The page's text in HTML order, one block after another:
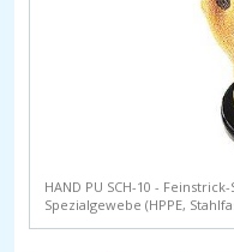
HAND PU SCH-10 -
Spezialgewebe (HPPE,